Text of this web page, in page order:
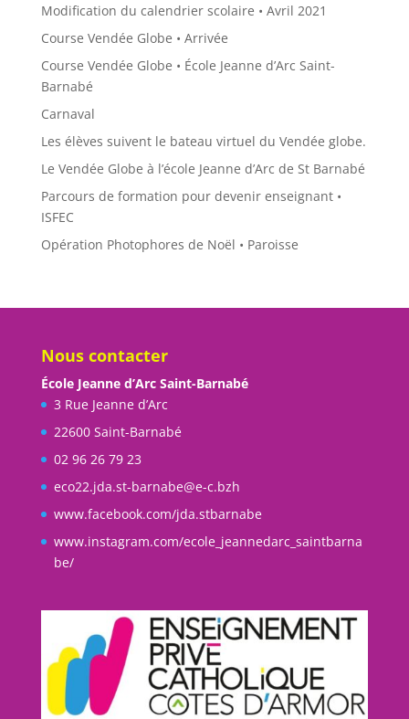
Modification du calendrier scolaire • Avril 2021
Course Vendée Globe • Arrivée
Course Vendée Globe • École Jeanne d’Arc Saint-
Barnabé
Carnaval
Les élèves suivent le bateau virtuel du Vendée globe.
Le Vendée Globe à l’école Jeanne d’Arc de St Barnabé
Parcours de formation pour devenir enseignant •
ISFEC
Opération Photophores de Noël • Paroisse
Nous contacter
École Jeanne d’Arc Saint-Barnabé
3 Rue Jeanne d’Arc
22600 Saint-Barnabé
02 96 26 79 23
eco22.jda.st-barnabe@e-c.bzh
www.facebook.com/jda.stbarnabe
www.instagram.com/ecole_jeannedarc_saintbarna
be/